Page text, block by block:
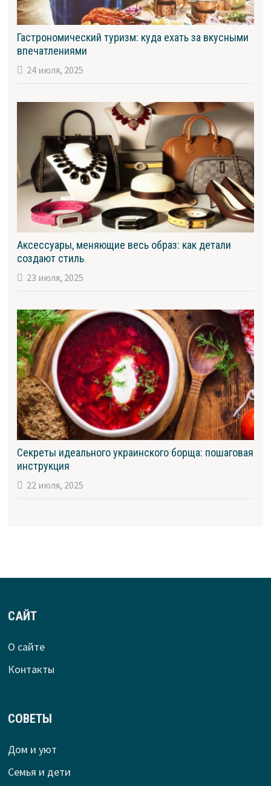
Гастрономический туризм: куда ехать за вкусными
впечатлениями
24 июля, 2025
Аксессуары, меняющие весь образ: как детали
создают стиль
23 июля, 2025
Секреты идеального украинского борща: пошаговая
инструкция
22 июля, 2025
САЙТ
О сайте
Контакты
СОВЕТЫ
Дом и уют
Семья и дети